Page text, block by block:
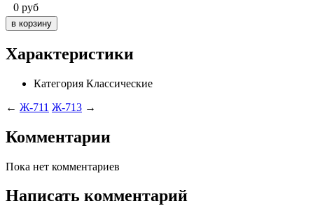
0 руб
Характеристики
Категория Классические
← Ж-711 Ж-713 →
Комментарии
Пока нет комментариев
Написать комментарий